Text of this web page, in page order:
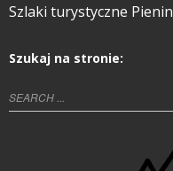
Szlaki turystyczne Pienin
Szukaj na stronie: